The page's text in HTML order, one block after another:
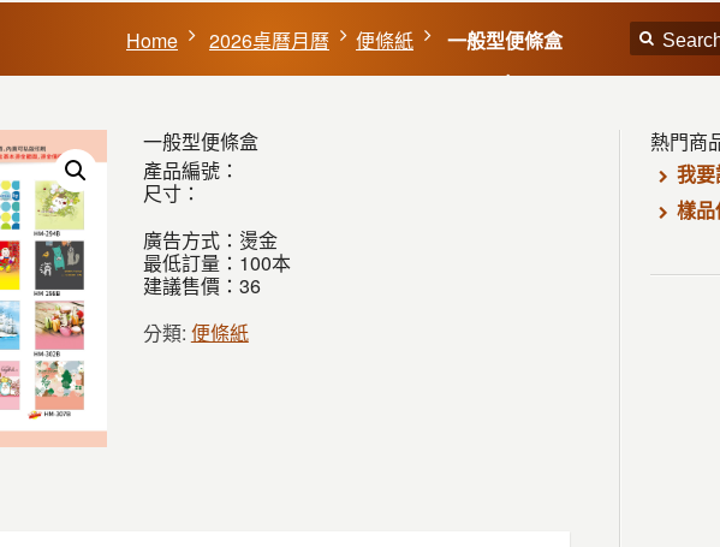
Home 2026桌曆月曆 便條紙 一般型便條盒
一般型便條盒
產品編號：
尺寸：
廣告方式：燙金
最低訂量：100本
建議售價：36
分類: 便條紙
熱門商
我
樣